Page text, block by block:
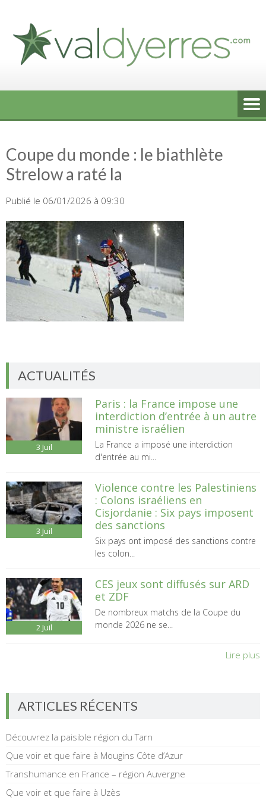
content
Coupe du monde : le biathlète
Strelow a raté la
Publié le 06/01/2026 à 09:30
ACTUALITÉS
3 Juil
Paris : la France impose une
interdiction d’entrée à un autre
ministre israélien
La France a imposé une interdiction
d'entrée au mi...
3 Juil
Violence contre les Palestiniens
: Colons israéliens en
Cisjordanie : Six pays imposent
des sanctions
Six pays ont imposé des sanctions contre
les colon...
2 Juil
CES jeux sont diffusés sur ARD
et ZDF
De nombreux matchs de la Coupe du
monde 2026 ne se...
Lire plus
ARTICLES RÉCENTS
Découvrez la paisible région du Tarn
Que voir et que faire à Mougins Côte d’Azur
Transhumance en France – région Auvergne
Que voir et que faire à Uzès